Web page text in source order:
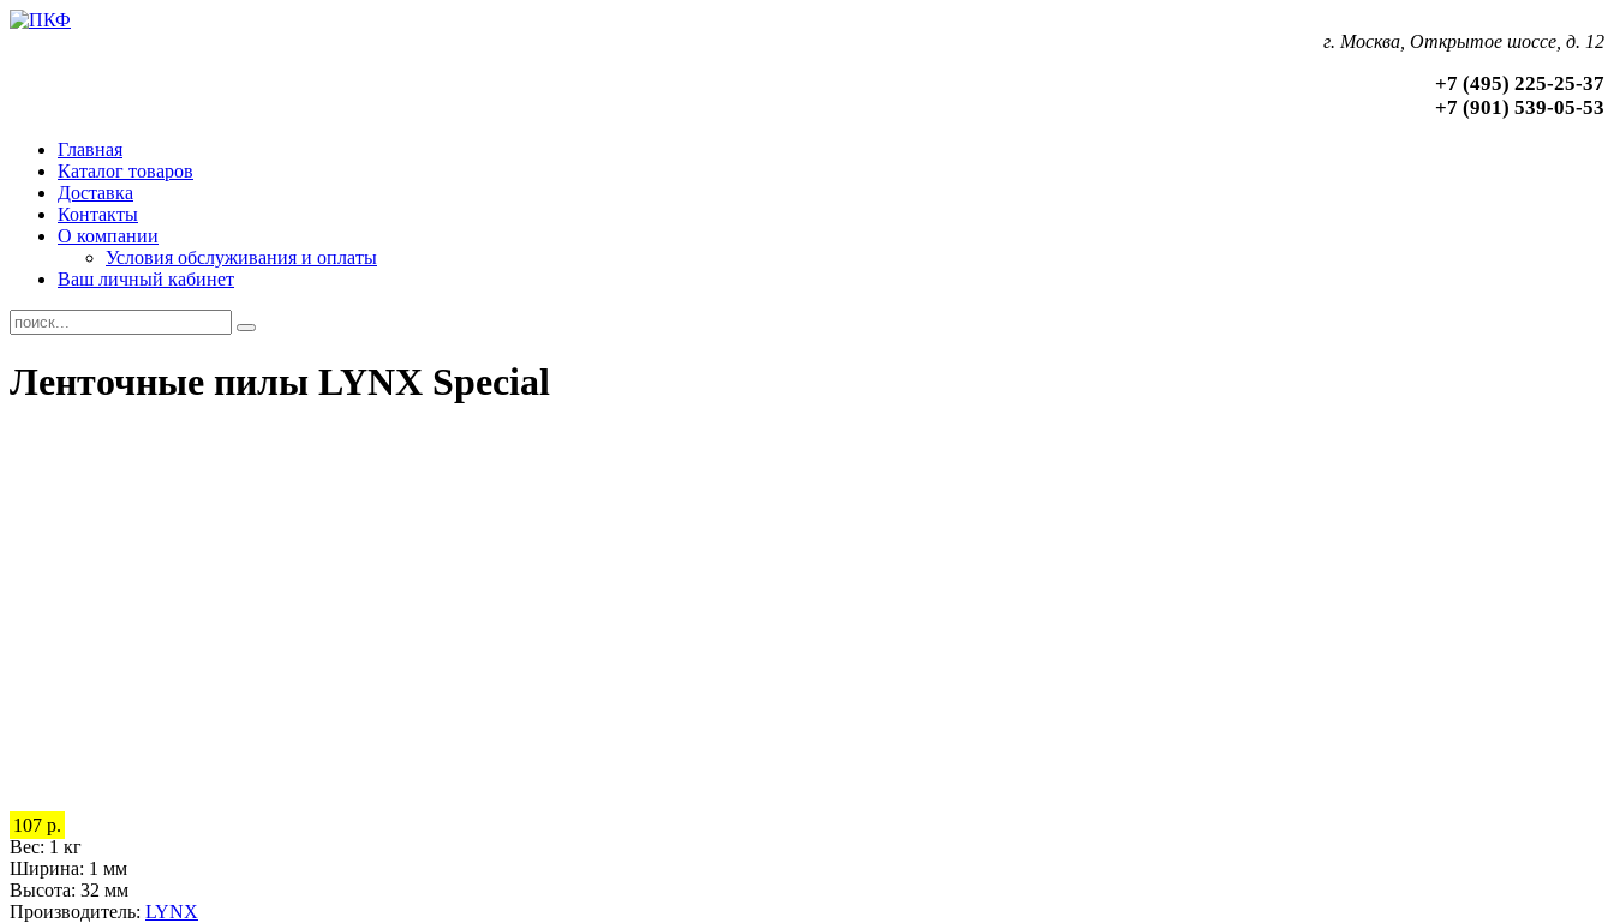
г. Москва, Открытое шоссе, д. 12
+7 (495) 225-25-37
+7 (901) 539-05-53
Главная
Каталог товаров
Доставка
Контакты
О компании
Условия обслуживания и оплаты
Ваш личный кабинет
Ленточные пилы LYNX Special
107 р.
Вес: 1 кг
Ширина: 1 мм
Высота: 32 мм
Производитель: LYNX